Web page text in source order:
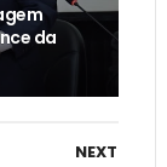
da
NEXT